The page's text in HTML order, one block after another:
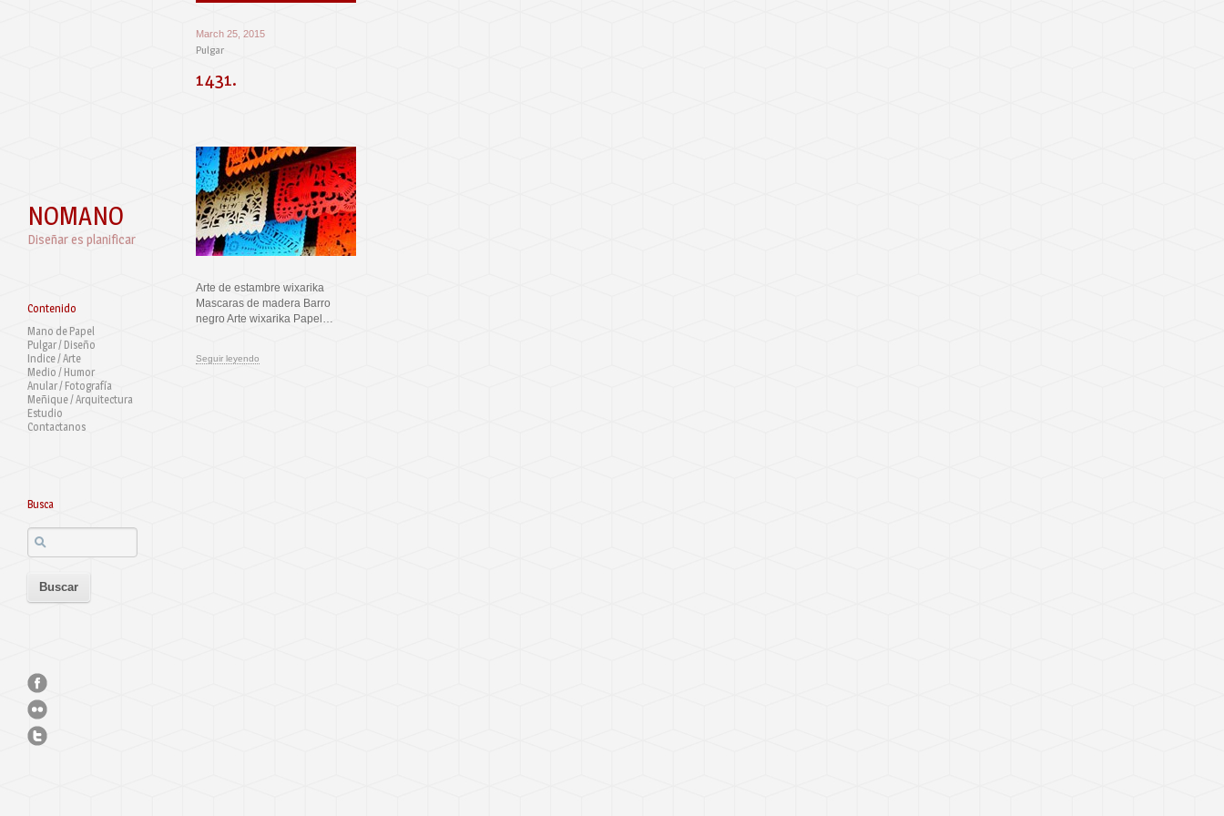
NOMANO
Diseñar es planificar
Contenido
Mano de Papel
Pulgar / Diseño
Indice / Arte
Medio / Humor
Anular / Fotografía
Meñique / Arquitectura
Estudio
Contactanos
Busca
March 25, 2015
Pulgar
1431.
Arte de estambre wixarika
Mascaras de madera Barro
negro Arte wixarika Papel…
Seguir leyendo